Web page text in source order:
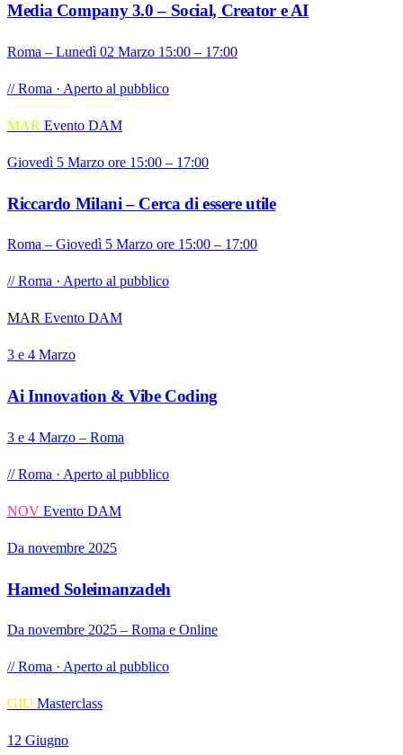
Media Company 3.0 – Social, Creator e AI
Roma – Lunedì 02 Marzo 15:00 – 17:00
// Roma · Aperto al pubblico
MAR Evento DAM
Giovedì 5 Marzo ore 15:00 – 17:00
Riccardo Milani – Cerca di essere utile
Roma – Giovedì 5 Marzo ore 15:00 – 17:00
// Roma · Aperto al pubblico
MAR Evento DAM
3 e 4 Marzo
Ai Innovation & Vibe Coding
3 e 4 Marzo – Roma
// Roma · Aperto al pubblico
NOV Evento DAM
Da novembre 2025
Hamed Soleimanzadeh
Da novembre 2025 – Roma e Online
// Roma · Aperto al pubblico
GIU Masterclass
12 Giugno